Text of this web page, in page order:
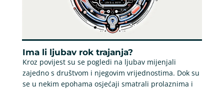
Ima li ljubav rok trajanja?
Kroz povijest su se pogledi na ljubav mijenjali
zajedno s društvom i njegovim vrijednostima. Dok su
se u nekim epohama osjećaji smatrali prolaznima i